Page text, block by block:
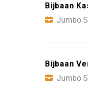
Bijbaan
Jumbo
Bijbaan
Jumbo